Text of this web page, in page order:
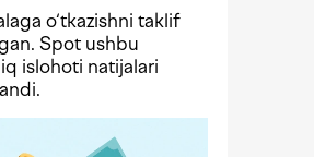
o‘tkazishni taklif
Spot ushbu
islohoti natijalari